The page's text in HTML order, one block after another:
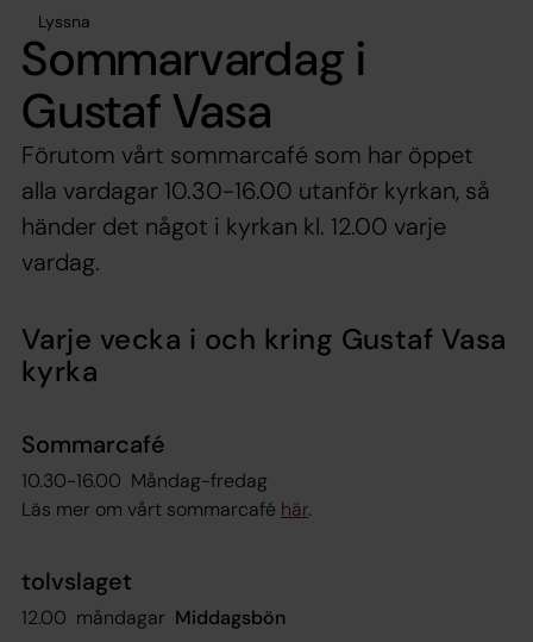
Lyssna
Sommarvardag i
Gustaf Vasa
Förutom vårt sommarcafé som har öppet
alla vardagar 10.30-16.00 utanför kyrkan, så
händer det något i kyrkan kl. 12.00 varje
vardag.
Varje vecka i och kring Gustaf Vasa
kyrka
Sommarcafé
10.30-16.00 Måndag-fredag
Läs mer om vårt sommarcafé här.
tolvslaget
12.00 måndagar Middagsbön